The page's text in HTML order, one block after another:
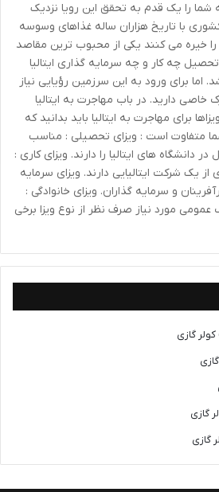
شما را یک قدم به تحقق این رویا نزدیک
کشوری با تاریخ هزاران ساله غذاهای وسوسه
خیره می کنند یکی از محبوب ترین مقاصد
چه کار و چه سرمایه گذاری ایتالیا
برای ورود به این سرزمین رؤیایی نیاز
خاصی دارید. در باب مهاجرت به ایتالیا
برای مهاجرت به ایتالیا باید بدانید که
متفاوت است : ویزای تحصیلی : مناسب
های ایتالیا را دارند. ویزای کاری :
از یک شرکت ایتالیایی دارند. ویزای سرمایه
و سرمایه گذاران. ویزای خانوادگی :
عمومی مورد نیاز صرف نظر از نوع ویزا برخی